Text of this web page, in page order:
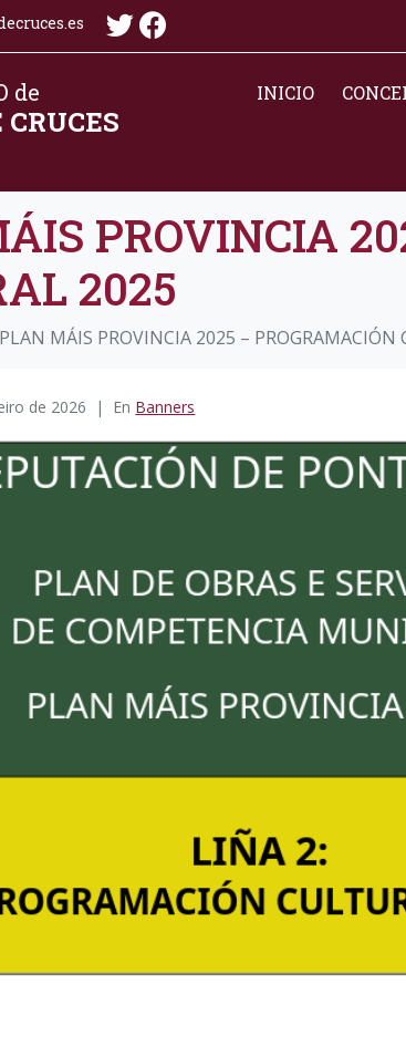
de INICIO
PROVINCIA
2025
PLAN MÁIS PROVINCIA 2025 – PROGRAMACIÓN
de 2026 En Banners